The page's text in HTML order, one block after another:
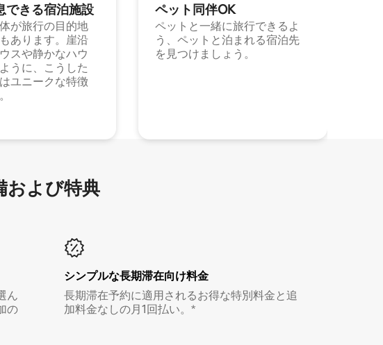
で⁠き⁠る宿⁠泊施⁠設
が旅行の目的地
あります。崖沿
スや静かなハウ
うに、こうした
ユニークな特徴
ペット同⁠伴OK
ペットと一緒に旅行できるよ
う、ペットと泊まれる宿泊先
を見つけましょう。
および特⁠典
ん
の
シンプルな長期滞在向け料金
長期滞在予約に適用されるお得な特別料金と追
加料金なしの月1回払い。*